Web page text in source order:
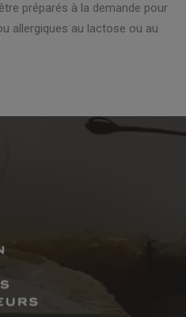
préparés à la demande pour
allergiques au lactose ou au